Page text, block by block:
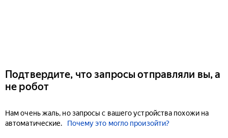
Подтвердите, что запросы отправляли вы, а
не робот
Нам очень жаль, но запросы с вашего устройства похожи на
автоматические.
Почему это могло произойти?